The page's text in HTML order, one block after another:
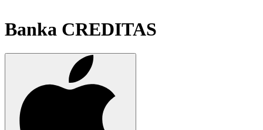
Banka CREDITAS